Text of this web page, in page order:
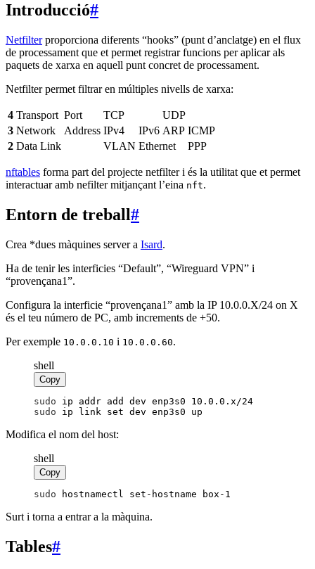
Introducció#
Netfilterproporciona diferents “hooks” (punt d’anclatge) en el flux
de processament que et permet registrar funcions per aplicar als
paquets de xarxa en aquell punt concret de processament.
Netfilter permet filtrar en múltiples nivells de xarxa:
4 Transport Port TCP
UDP
3 Network Address IPv4 IPv6 ARP ICMP
2 Data Link VLAN Ethernet PPP
nftables forma part del projecte netfilter i és la utilitat que et permet
interactuar amb nefilter mitjançant l’eina nft.
Entorn de treball#
Crea *dues màquines server a Isard.
Ha de tenir les interficies “Default”, “Wireguard VPN” i
“provençana1”.
Configura la interficie “provençana1” amb la IP 10.0.0.X/24 on X
és el teu número de PC, amb increments de +50.
Per exemple 10.0.0.10 i 10.0.0.60.
shell
Copy
sudo ip addr add dev enp3s0 10.0.0.x/24
sudo ip link set dev enp3s0 up
Modifica el nom del host:
shell
Copy
sudo hostnamectl set-hostname box-1
Surt i torna a entrar a la màquina.
Tables#